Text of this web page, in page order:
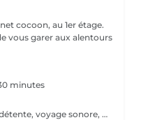
cocoon, au 1er étage.
minutes
A quoi s'attendre ? Une journée de détente, voyage sonore, un massage relaxant de 25', un hydromassage, un goûter de 14h à 18h30.